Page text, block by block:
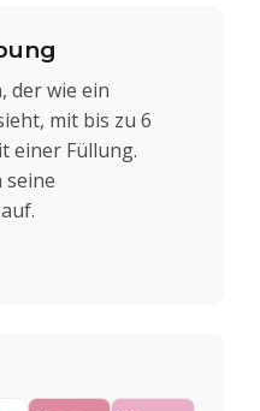
der wie ein
mit bis zu 6
einer Füllung.
seine